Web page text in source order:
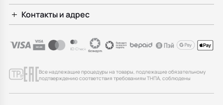
Контакты и адрес
Все надлежащие процедуры на товары, подлежащие обязательному
подтверждению соответствия требованиям ТНПА, соблюдены